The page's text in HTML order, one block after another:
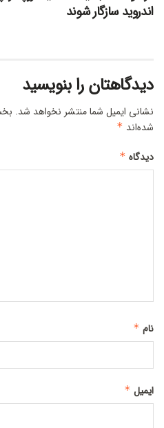
اندروید سازگار شوند
دیدگاهتان را بنویسید
نشانی ایمیل شما منتشر نخواهد شد.
شده‌اند *
دیدگاه *
نام *
ایمیل *